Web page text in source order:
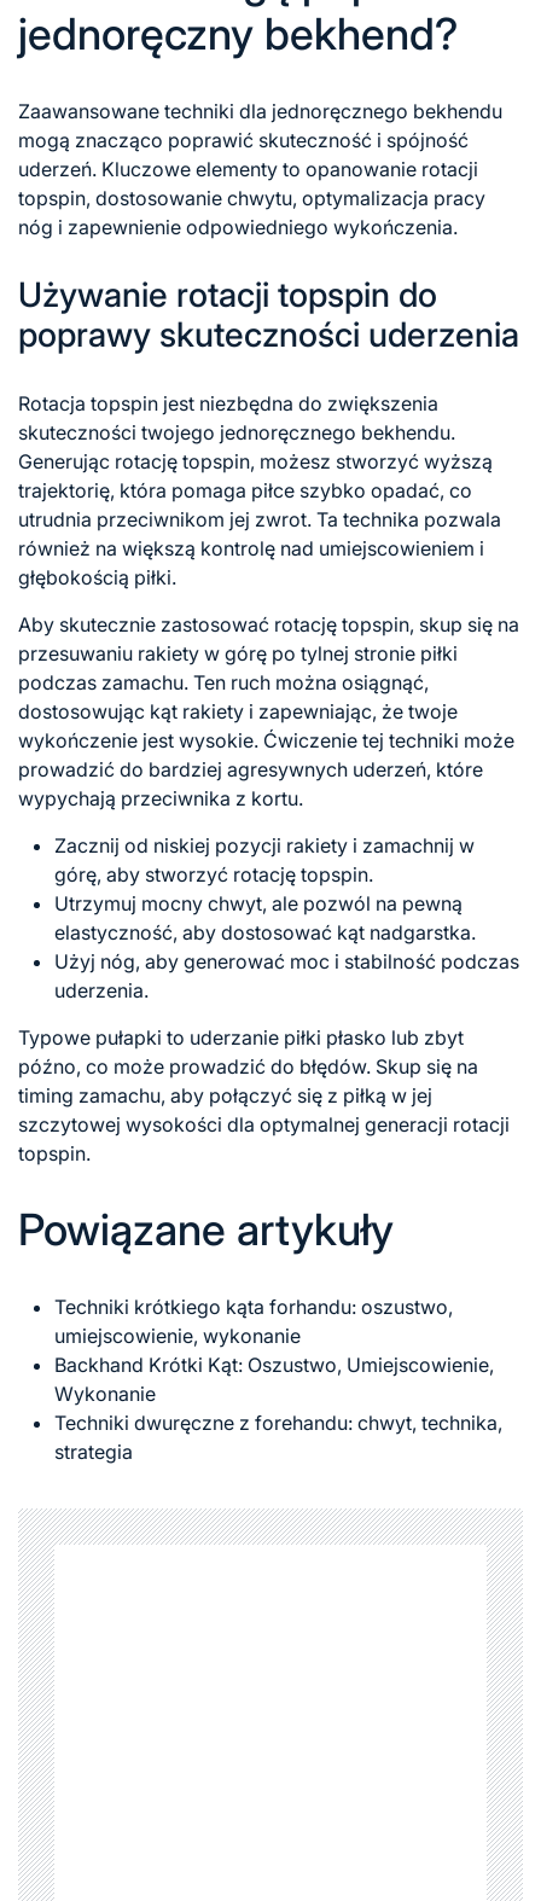
jednoręczny bekhend?
Zaawansowane techniki dla jednoręcznego bekhendu
mogą znacząco poprawić skuteczność i spójność
uderzeń. Kluczowe elementy to opanowanie rotacji
topspin, dostosowanie chwytu, optymalizacja pracy
nóg i zapewnienie odpowiedniego wykończenia.
Używanie rotacji topspin do
poprawy skuteczności uderzenia
Rotacja topspin jest niezbędna do zwiększenia
skuteczności twojego jednoręcznego bekhendu.
Generując rotację topspin, możesz stworzyć wyższą
trajektorię, która pomaga piłce szybko opadać, co
utrudnia przeciwnikom jej zwrot. Ta technika pozwala
również na większą kontrolę nad umiejscowieniem i
głębokością piłki.
Aby skutecznie zastosować rotację topspin, skup się na
przesuwaniu rakiety w górę po tylnej stronie piłki
podczas zamachu. Ten ruch można osiągnąć,
dostosowując kąt rakiety i zapewniając, że twoje
wykończenie jest wysokie. Ćwiczenie tej techniki może
prowadzić do bardziej agresywnych uderzeń, które
wypychają przeciwnika z kortu.
Zacznij od niskiej pozycji rakiety i zamachnij w
górę, aby stworzyć rotację topspin.
Utrzymuj mocny chwyt, ale pozwól na pewną
elastyczność, aby dostosować kąt nadgarstka.
Użyj nóg, aby generować moc i stabilność podczas
uderzenia.
Typowe pułapki to uderzanie piłki płasko lub zbyt
późno, co może prowadzić do błędów. Skup się na
timing zamachu, aby połączyć się z piłką w jej
szczytowej wysokości dla optymalnej generacji rotacji
topspin.
Powiązane artykuły
Techniki krótkiego kąta forhandu: oszustwo,
umiejscowienie, wykonanie
Backhand Krótki Kąt: Oszustwo, Umiejscowienie,
Wykonanie
Techniki dwuręczne z forehandu: chwyt, technika,
strategia